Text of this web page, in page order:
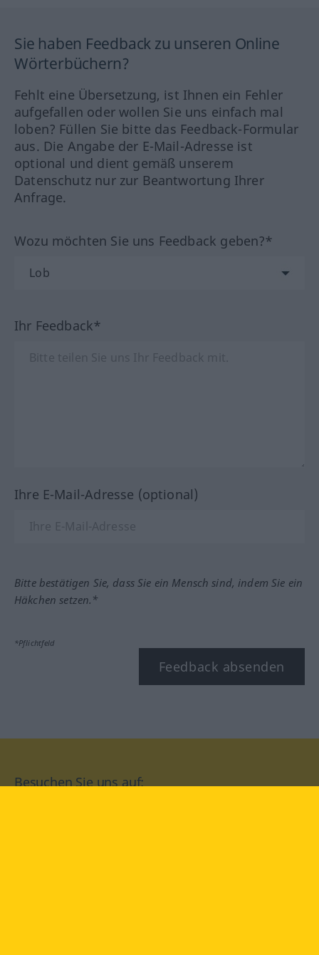
Sie haben Feedback zu unseren Online
Wörterbüchern?
Fehlt eine Übersetzung, ist Ihnen ein Fehler
aufgefallen oder wollen Sie uns einfach mal
loben? Füllen Sie bitte das Feedback-Formular
aus. Die Angabe der E-Mail-Adresse ist
optional und dient gemäß unserem
Datenschutz nur zur Beantwortung Ihrer
Anfrage.
Wozu möchten Sie uns Feedback geben?*
Ihr Feedback*
Ihre E-Mail-Adresse (optional)
Bitte bestätigen Sie, dass Sie ein Mensch sind, indem Sie ein
Häkchen setzen.*
*Pflichtfeld
Feedback absenden
Besuchen Sie uns auf: